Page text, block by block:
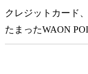
クレジットカード
たまったWAON